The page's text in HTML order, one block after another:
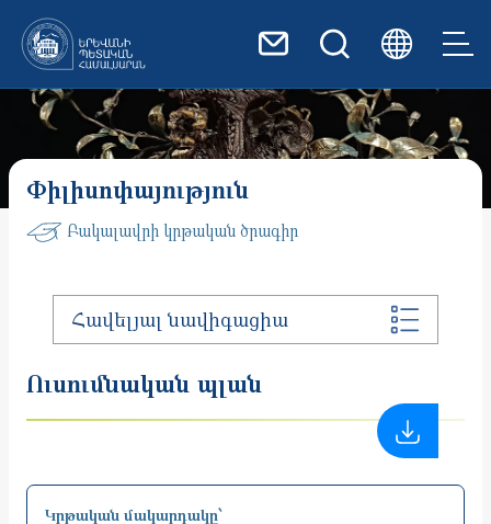
Փիլիսոփայություն
Բակալավրի կրթական ծրագիր
Հավելյալ նավիգացիա
Ուսումնական պլան
Կրթական մակարդակը՝